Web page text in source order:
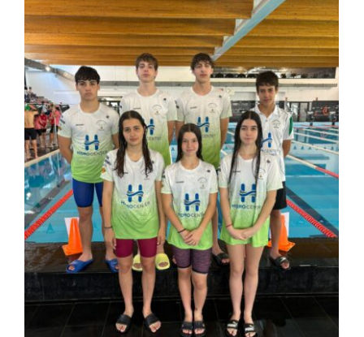
ACTIVITATS
CONTACTE
PATROCINADORS
RESULTATS
BOTIGA